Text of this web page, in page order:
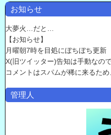
お知らせ
大夢火…だと…
【お知らせ】
月曜朝7時を目処にぼちぼち更新
X(旧ツイッター)告知は手動なの
コメントはスパムが稀に来るため
管理人